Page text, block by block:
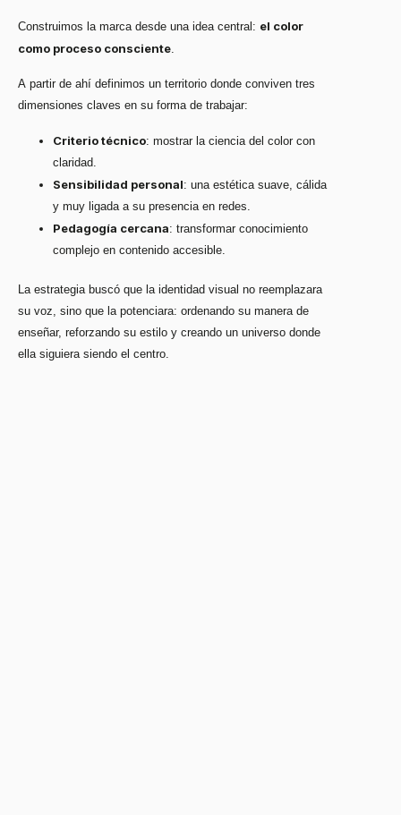
Construimos la marca desde una idea central: el color
como proceso consciente
A partir de ahí definimos un territorio donde conviven tres
dimensiones claves en su forma de trabajar:
Criterio técnico: mostrar la ciencia del color con
claridad.
Sensibilidad personal: una estética suave, cálida
y muy ligada a su presencia en redes.
Pedagogía cercana: transformar conocimiento
complejo en contenido accesible.
La estrategia buscó que la identidad visual no reemplazara
su voz, sino que la potenciara: ordenando su manera de
enseñar, reforzando su estilo y creando un universo donde
ella siguiera siendo el centro.